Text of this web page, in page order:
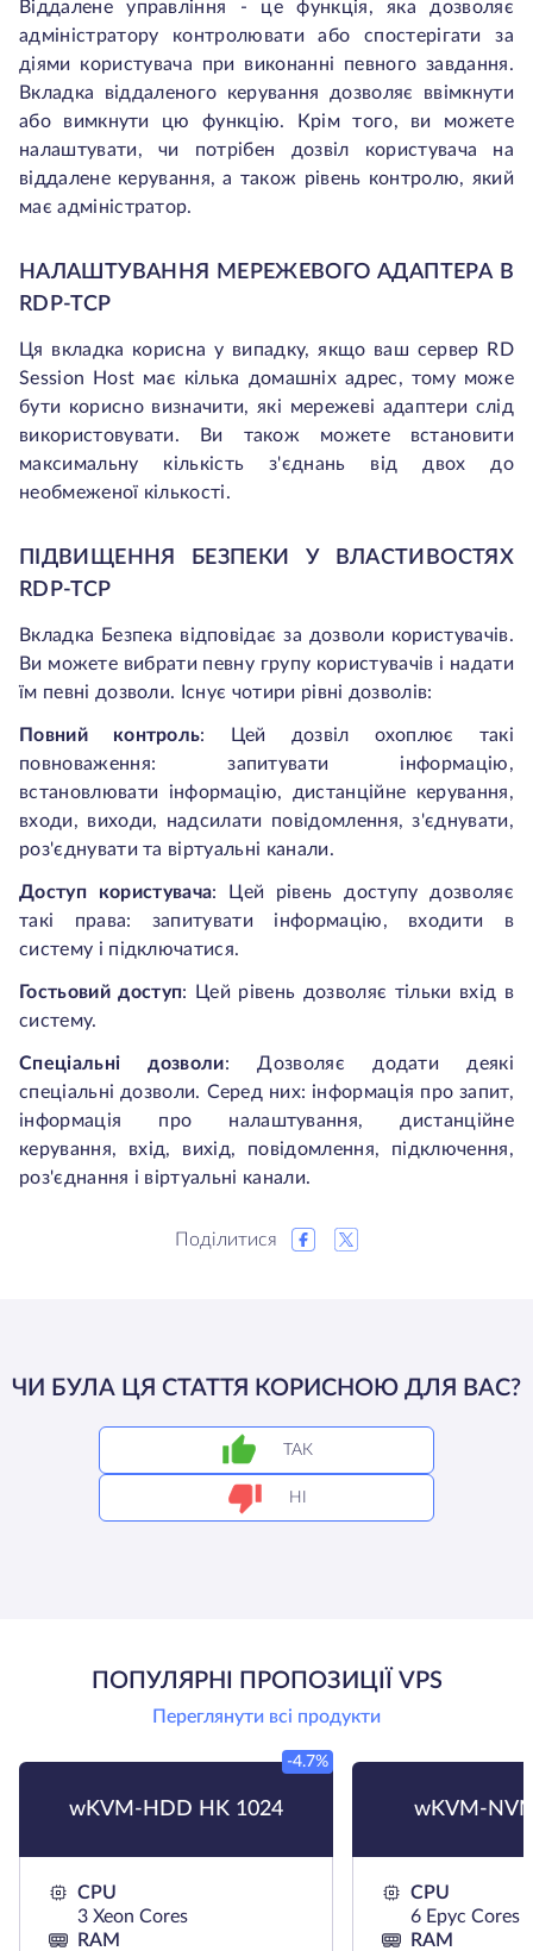
Віддалене управління - це функція, яка дозволяє
адміністратору контролювати або спостерігати за
діями користувача при виконанні певного завдання.
Вкладка віддаленого керування дозволяє ввімкнути
або вимкнути цю функцію. Крім того, ви можете
налаштувати, чи потрібен дозвіл користувача на
віддалене керування, а також рівень контролю, який
має адміністратор.
НАЛАШТУВАННЯ МЕРЕЖЕВОГО АДАПТЕРА В
RDP-TCP
Ця вкладка корисна у випадку, якщо ваш сервер RD
Session Host має кілька домашніх адрес, тому може
бути корисно визначити, які мережеві адаптери слід
використовувати. Ви також можете встановити
максимальну кількість з'єднань від двох до
необмеженої кількості.
ПІДВИЩЕННЯ БЕЗПЕКИ У ВЛАСТИВОСТЯХ
RDP-TCP
Вкладка Безпека відповідає за дозволи користувачів.
Ви можете вибрати певну групу користувачів і надати
їм певні дозволи. Існує чотири рівні дозволів:
Повний контроль:
Цей дозвіл охоплює такі
повноваження: запитувати інформацію,
встановлювати інформацію, дистанційне керування,
входи, виходи, надсилати повідомлення, з'єднувати,
роз'єднувати та віртуальні канали.
Доступ користувача: Цей рівень доступу дозволяє
такі права: запитувати інформацію, входити в
систему і підключатися.
Гостьовий доступ: Цей рівень дозволяє тільки вхід в
систему.
Спеціальні дозволи: Дозволяє додати деякі
спеціальні дозволи. Серед них: інформація про запит,
інформація про налаштування, дистанційне
керування, вхід, вихід, повідомлення, підключення,
роз'єднання і віртуальні канали.
Поділитися
ЧИ БУЛА ЦЯ СТАТТЯ КОРИСНОЮ ДЛЯ ВАС?
ТАК
НІ
ПОПУЛЯРНІ ПРОПОЗИЦІЇ VPS
Переглянути всі продукти
wKVM-HDD HK 1024
-4.7%
CPU
3 Xeon Cores
RAM
wKVM-
CPU
6 Epyc Cores
RAM